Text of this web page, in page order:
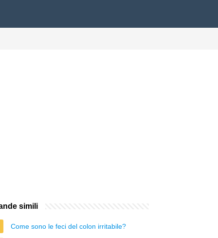
simili
Come sono le feci del colon irritabile?